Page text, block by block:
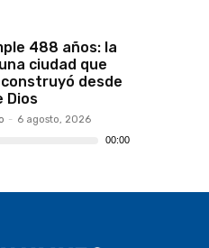
488 años: la
ciudad que
desde
Dios
- 6 agosto, 2026
00:00